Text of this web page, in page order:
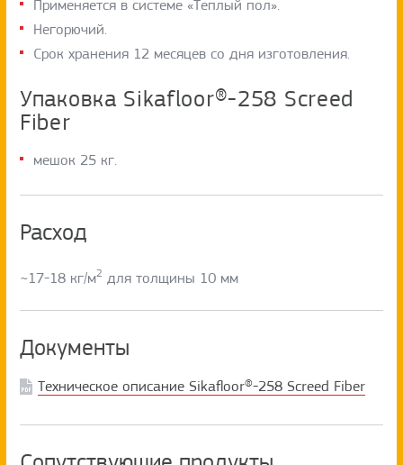
Применяется в системе «Теплый пол».
Негорючий.
Срок хранения 12 месяцев со дня изготовления.
Упаковка Sikafloor®-258 Screed
Fiber
мешок 25 кг.
Расход
~17-18 кг/м2 для толщины 10 мм
Документы
Техническое описание Sikafloor®-258 Screed Fiber